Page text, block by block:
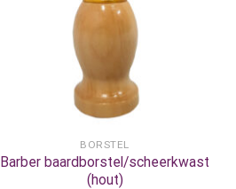
BORSTEL
Barber baardborstel/scheerkwast
(hout)